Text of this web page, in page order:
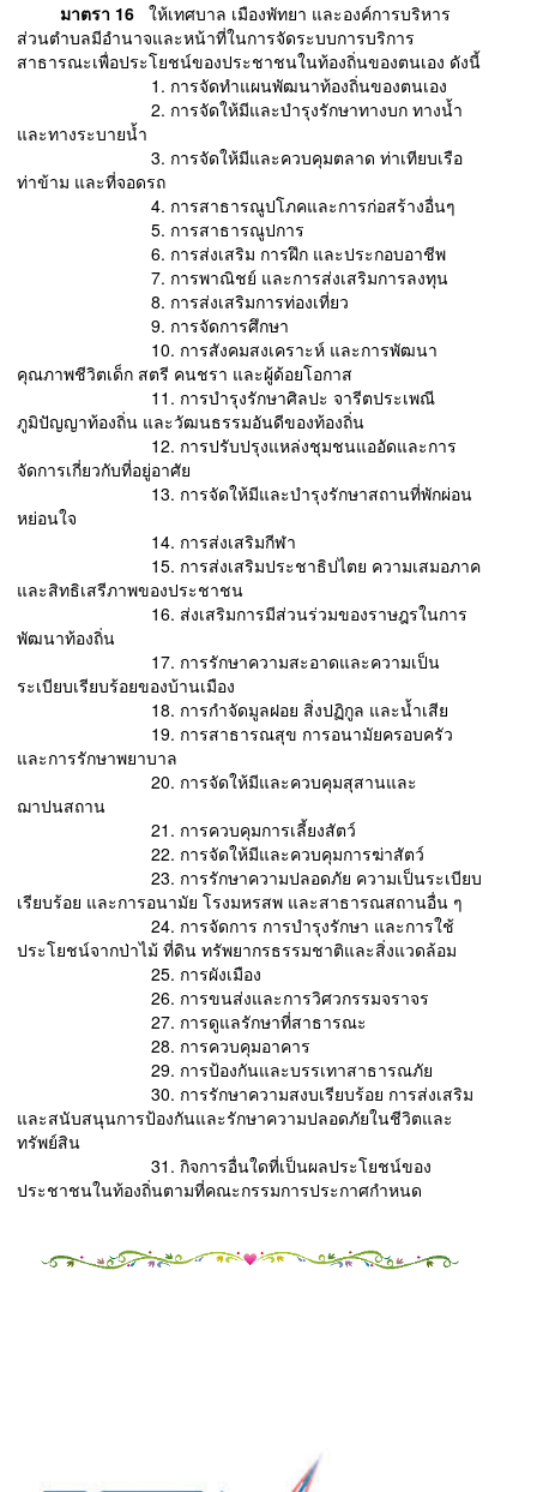
มาตรา 16 ให้เทศบาล เมืองพัทยา และองค์การบริหาร
ส่วนตําบลมีอํานาจและหน้าที่ในการจัดระบบการบริการ
สาธารณะเพื่อประโยชน์ของประชาชนในท้องถิ่นของตนเอง ดังนี้
1. การจัดทําแผนพัฒนาท้องถิ่นของตนเอง
2. การจัดให้มีและบํารุงรักษาทางบก ทางน้ำ
และทางระบายน้ำ
3. การจัดให้มีและควบคุมตลาด ท่าเทียบเรือ
ท่าข้าม และที่จอดรถ
4. การสาธารณูปโภคและการก่อสร้างอื่นๆ
5. การสาธารณูปการ
6. การส่งเสริม การฝึก และประกอบอาชีพ
7. การพาณิชย์ และการส่งเสริมการลงทุน
8. การส่งเสริมการท่องเที่ยว
9. การจัดการศึกษา
10. การสังคมสงเคราะห์ และการพัฒนา
คุณภาพชีวิตเด็ก สตรี คนชรา และผู้ด้อยโอกาส
11. การบํารุงรักษาศิลปะ จารีตประเพณี
ภูมิปัญญาท้องถิ่น และวัฒนธรรมอันดีของท้องถิ่น
12. การปรับปรุงแหล่งชุมชนแออัดและการ
จัดการเกี่ยวกับที่อยู่อาศัย
13. การจัดให้มีและบํารุงรักษาสถานที่พักผ่อน
หย่อนใจ
14. การส่งเสริมกีฬา
15. การส่งเสริมประชาธิปไตย ความเสมอภาค
และสิทธิเสรีภาพของประชาชน
16. ส่งเสริมการมีส่วนร่วมของราษฎรในการ
พัฒนาท้องถิ่น
17. การรักษาความสะอาดและความเป็น
ระเบียบเรียบร้อยของบ้านเมือง
18. การกําจัดมูลฝอย สิ่งปฏิกูล และน้ำเสีย
19. การสาธารณสุข การอนามัยครอบครัว
และการรักษาพยาบาล
20. การจัดให้มีและควบคุมสุสานและ
ฌาปนสถาน
21. การควบคุมการเลี้ยงสัตว์
22. การจัดให้มีและควบคุมการฆ่าสัตว์
23. การรักษาความปลอดภัย ความเป็นระเบียบ
เรียบร้อย และการอนามัย โรงมหรสพ และสาธารณสถานอื่น ๆ
24. การจัดการ การบํารุงรักษา และการใช้
ประโยชน์จากป่าไม้ ที่ดิน ทรัพยากรธรรมชาติและสิ่งแวดล้อม
25. การผังเมือง
26. การขนส่งและการวิศวกรรมจราจร
27. การดูแลรักษาที่สาธารณะ
28. การควบคุมอาคาร
29. การป้องกันและบรรเทาสาธารณภัย
30. การรักษาความสงบเรียบร้อย การส่งเสริม
และสนับสนุนการป้องกันและรักษาความปลอดภัยในชีวิตและ
ทรัพย์สิน
31. กิจการอื่นใดที่เป็นผลประโยชน์ของ
ประชาชนในท้องถิ่นตามที่คณะกรรมการประกาศกําหนด